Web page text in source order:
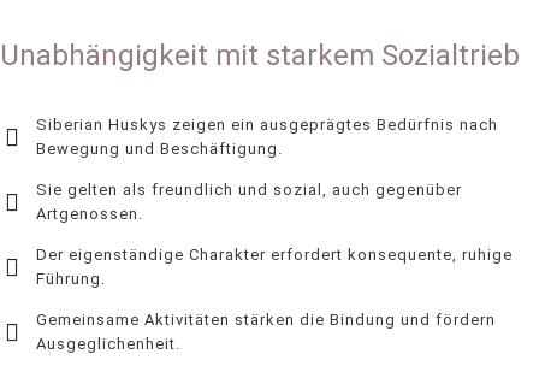
Unabhängigkeit mit starkem Sozialtrieb
Siberian Huskys zeigen ein ausgeprägtes Bedürfnis nach
Bewegung und Beschäftigung.
Sie gelten als freundlich und sozial, auch gegenüber
Artgenossen.
Der eigenständige Charakter erfordert konsequente, ruhige
Führung.
Gemeinsame Aktivitäten stärken die Bindung und fördern
Ausgeglichenheit.